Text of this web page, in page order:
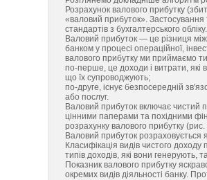
Розрахунок валового прибутку
«валовий прибуток». Застосування
стандартів з бухгалтерського обліку.
Валовий прибуток — це різниця
банком у процесі операційної,
валового прибутку ми приймаємо
по-перше, це доходи і витрати, які
що їх супроводжують;
по-друге, існує безпосередній
або послуг.
Валовий прибуток включає чистий
цінними паперами та похідними
розрахунку валового прибутку
Валовий прибуток розраховується
Класифікація видів чистого
типів доходів, які вони генерують,
Показник валового прибутку
окремих видів діяльності банку.